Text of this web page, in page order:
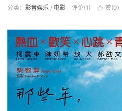
分类： 影音娱乐 / 电影 评论(1)  赞(0)